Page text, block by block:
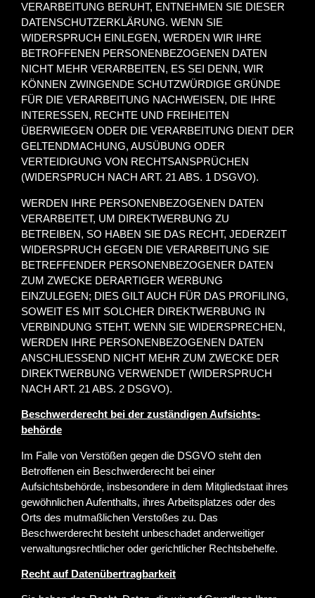
VERARBEITUNG BERUHT, ENTNEHMEN SIE DIESER
DATENSCHUTZERKLÄRUNG. WENN SIE
WIDERSPRUCH EINLEGEN, WERDEN WIR IHRE
BETROFFENEN PERSONENBEZOGENEN DATEN
NICHT MEHR VERARBEITEN, ES SEI DENN, WIR
KÖNNEN ZWINGENDE SCHUTZWÜRDIGE GRÜNDE
FÜR DIE VERARBEITUNG NACHWEISEN, DIE IHRE
INTERESSEN, RECHTE UND FREIHEITEN
ÜBERWIEGEN ODER DIE VERARBEITUNG DIENT DER
GELTENDMACHUNG, AUSÜBUNG ODER
VERTEIDIGUNG VON RECHTSANSPRÜCHEN
(WIDERSPRUCH NACH ART. 21 ABS. 1 DSGVO).
WERDEN IHRE PERSONENBEZOGENEN DATEN
VERARBEITET, UM DIREKTWERBUNG ZU
BETREIBEN, SO HABEN SIE DAS RECHT, JEDERZEIT
WIDERSPRUCH GEGEN DIE VERARBEITUNG SIE
BETREFFENDER PERSONENBEZOGENER DATEN
ZUM ZWECKE DERARTIGER WERBUNG
EINZULEGEN; DIES GILT AUCH FÜR DAS PROFILING,
SOWEIT ES MIT SOLCHER DIREKTWERBUNG IN
VERBINDUNG STEHT. WENN SIE WIDERSPRECHEN,
WERDEN IHRE PERSONENBEZOGENEN DATEN
ANSCHLIESSEND NICHT MEHR ZUM ZWECKE DER
DIREKTWERBUNG VERWENDET (WIDERSPRUCH
NACH ART. 21 ABS. 2 DSGVO).
Beschwerde­recht bei der zuständigen Aufsichts­
behörde
Im Falle von Verstößen gegen die DSGVO steht den
Betroffenen ein Beschwerderecht bei einer
Aufsichtsbehörde, insbesondere in dem Mitgliedstaat ihres
gewöhnlichen Aufenthalts, ihres Arbeitsplatzes oder des
Orts des mutmaßlichen Verstoßes zu. Das
Beschwerderecht besteht unbeschadet anderweitiger
verwaltungsrechtlicher oder gerichtlicher Rechtsbehelfe.
Recht auf Daten­übertrag­barkeit